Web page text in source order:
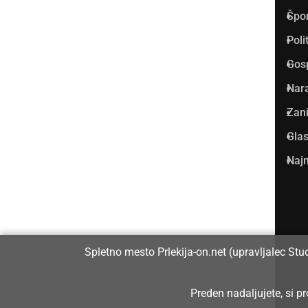
Spletno mesto Prlekija-on.net (upravljalec
Preden nadaljujete, si